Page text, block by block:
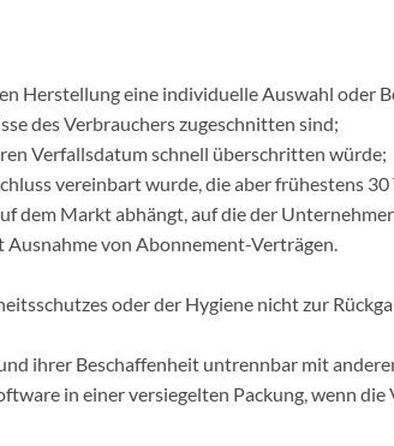
Herstellung eine individuelle Auswahl oder
des Verbrauchers zugeschnitten sind;
Verfallsdatum schnell überschritten würde;
vereinbart wurde, die aber frühestens
dem Markt abhängt, auf die der
von Abonnement-Verträgen.
oder der Hygiene nicht zur
ihrer Beschaffenheit untrennbar mit
in einer versiegelten Packung, wenn